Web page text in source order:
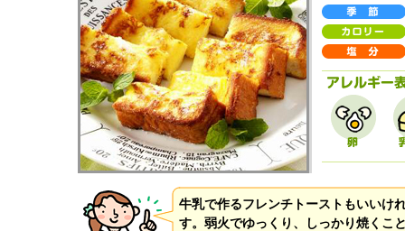
牛乳で作るフレンチトーストもいいけ
す。弱火でゆっくり、しっかり焼くこ